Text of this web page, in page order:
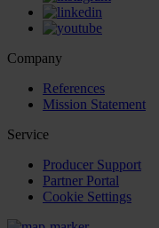
Company
References
Mission Statement
Service
Producer Support
Partner Portal
Cookie Settings